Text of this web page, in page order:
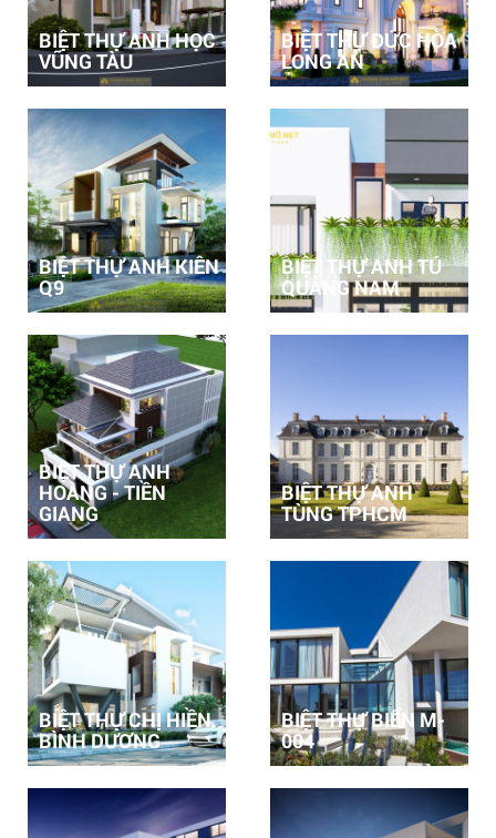
BIỆT THỰ ANH HỌC
VŨNG TÀU
BIỆT THỰ ĐỨC HÒA
LONG AN
BIỆT THỰ ANH KIÊN
Q9
BIỆT THỰ ANH TÚ
QUẢNG NAM
BIỆT THỰ ANH
HOÀNG - TIỀN
GIANG
BIỆT THỰ ANH
TÙNG TPHCM
BIỆT THỰ CHỊ HIỀN
BÌNH DƯƠNG
BIỆT THỰ BIỂN M-
004